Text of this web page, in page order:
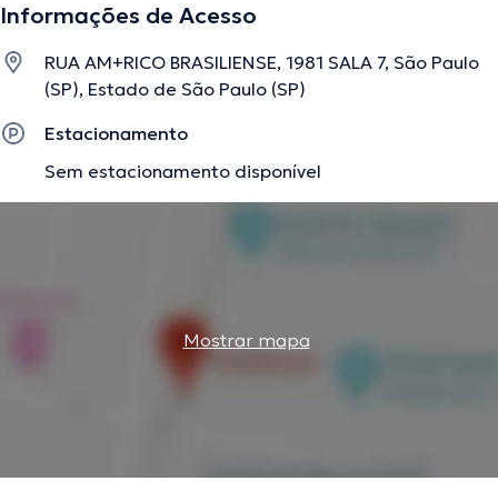
Informações de Acesso
RUA AM+RICO BRASILIENSE, 1981 SALA 7, São Paulo
(SP), Estado de São Paulo (SP)
Estacionamento
Sem estacionamento disponível
Mostrar mapa